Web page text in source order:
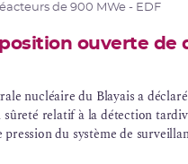
de 900 MWe - EDF
ouverte de
nucléaire du Blayais a
relatif à la détection
du système de